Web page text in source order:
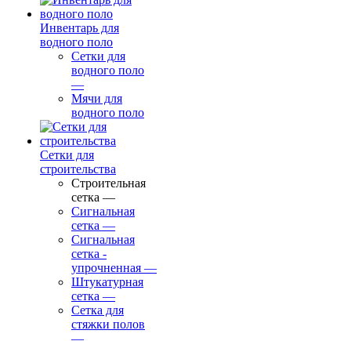
Инвентарь для
водного поло
Сетки для
водного поло
—
Мячи для
водного поло
Сетки для
строительства
Строительная
сетка —
Сигнальная
сетка —
Сигнальная
сетка -
упрочненная —
Штукатурная
сетка —
Сетка для
стяжки полов
—